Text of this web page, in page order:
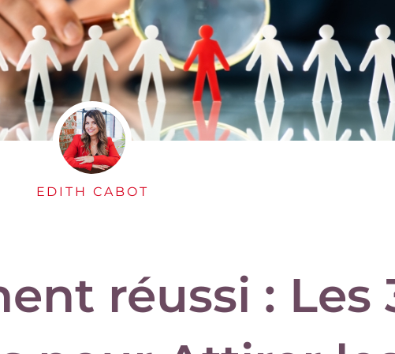
EDITH CABOT
réussi : Les